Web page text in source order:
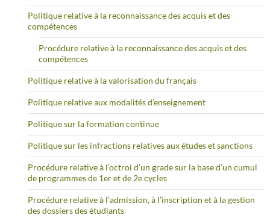
Politique relative à la reconnaissance des acquis et des
compétences
Procédure relative à la reconnaissance des acquis et des
compétences
Politique relative à la valorisation du français
Politique relative aux modalités d’enseignement
Politique sur la formation continue
Politique sur les infractions relatives aux études et sanctions
Procédure relative à l’octroi d’un grade sur la base d’un cumul
de programmes de 1er et de 2e cycles
Procédure relative à l’admission, à l’inscription et à la gestion
des dossiers des étudiants